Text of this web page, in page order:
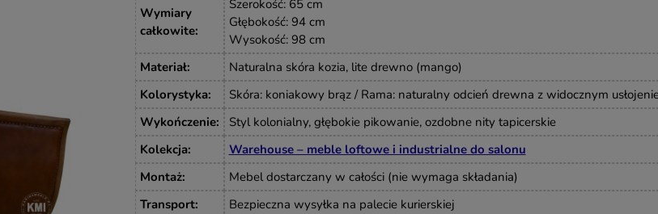
Wymiary
całkowite:
Szerokość: 65 cm
Głębokość: 94 cm
Wysokość: 98 cm
Materiał:
Naturalna skóra kozia, lite drewno (mango)
Kolorystyka:
Skóra: koniakowy brąz / Rama: naturalny odcień drewna z widocznym
Wykończenie:
Styl kolonialny, głębokie pikowanie, ozdobne nity tapicerskie
Kolekcja:
Warehouse – meble loftowe i industrialne do salonu
Montaż:
Mebel dostarczany w całości (nie wymaga składania)
Transport: Bezpieczna wysyłka na palecie kurierskiej